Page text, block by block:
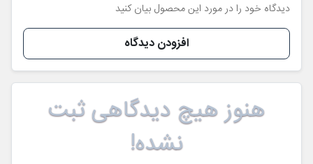
دیدگاه خود را در مورد این محصول بیان کنید
افزودن دیدگاه
هنوز هیچ دیدگاهی ثبت
نشده!